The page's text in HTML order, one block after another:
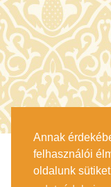
Annak
felhasználói
oldalunk